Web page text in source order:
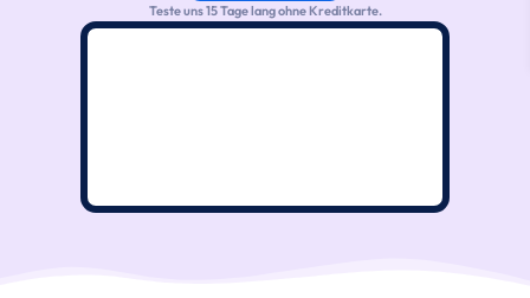
Teste uns 15 Tage lang ohne Kreditkarte.